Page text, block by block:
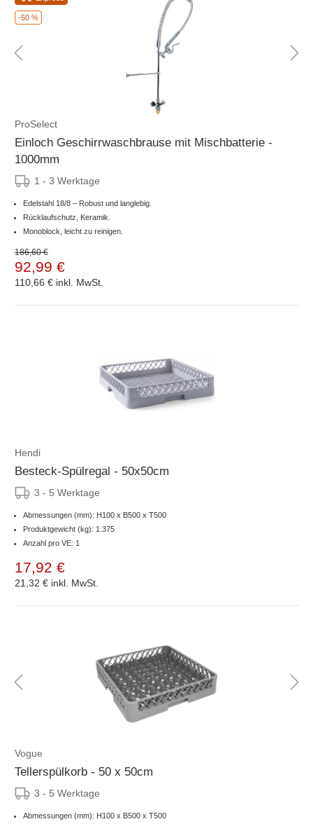
-50 %
ProSelect
Einloch Geschirrwaschbrause mit Mischbatterie -
1000mm
1 - 3 Werktage
Edelstahl 18/8 – Robust und langlebig.
Rücklaufschutz, Keramik.
Monoblock, leicht zu reinigen.
186,60 €
92,99 €
110,66 € inkl. MwSt.
Hendi
Besteck-Spülregal - 50x50cm
3 - 5 Werktage
Abmessungen (mm): H100 x B500 x T500
Produktgewicht (kg): 1.375
Anzahl pro VE: 1
17,92 €
21,32 € inkl. MwSt.
Vogue
Tellerspülkorb - 50 x 50cm
3 - 5 Werktage
Abmessungen (mm): H100 x B500 x T500